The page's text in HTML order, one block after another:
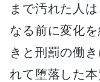
まで汚れた人
なる前に変化
きと刑罰の働
れて堕落した